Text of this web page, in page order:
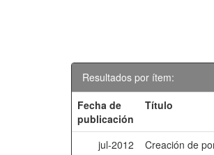
Resultados por ítem:
Fecha de
publicación
Título
jul-2012
Creación de